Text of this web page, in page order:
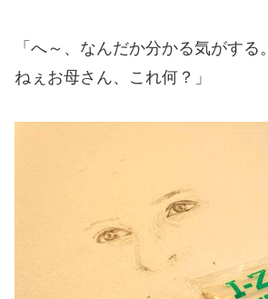
「へ～、なんだか分かる気がする。
ねぇお母さん、これ何？」